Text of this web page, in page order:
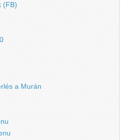
(FB)
a Murán